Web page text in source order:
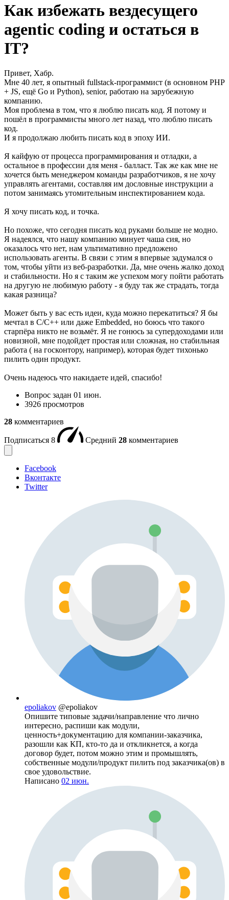
Как избежать вездесущего
agentic coding и остаться в
IT?
Привет, Хабр.
Мне 40 лет, я опытный fullstack-программист (в основном PHP
+ JS, ещё Go и Python), senior, работаю на зарубежную
компанию.
Моя проблема в том, что я люблю писать код. Я потому и
пошёл в программисты много лет назад, что люблю писать
код.
И я продолжаю любить писать код в эпоху ИИ.
Я кайфую от процесса программирования и отладки, а
остальное в профессии для меня - балласт. Так же как мне не
хочется быть менеджером команды разработчиков, я не хочу
управлять агентами, составляя им дословные инструкции а
потом занимаясь утомительным инспектированием кода.
Я хочу писать код, и точка.
Но похоже, что сегодня писать код руками больше не модно.
Я надеялся, что нашу компанию минует чаша сия, но
оказалось что нет, нам ультимативно предложено
использовать агенты. В связи с этим я впервые задумался о
том, чтобы уйти из веб-разработки. Да, мне очень жалко доход
и стабильности. Но я с таким же успехом могу пойти работать
на другую не любимую работу - я буду так же страдать, тогда
какая разница?
Может быть у вас есть идеи, куда можно перекатиться? Я бы
мечтал в C/C++ или даже Embedded, но боюсь что такого
старпёра никто не возьмёт. Я не гонюсь за супердоходами или
новизной, мне подойдет простая или сложная, но стабильная
работа ( на госконтору, например), которая будет тихонько
пилить один продукт.
Очень надеюсь что накидаете идей, спасибо!
Вопрос задан 01 июн.
3926 просмотров
28 комментариев
Подписаться 8 Средний 28 комментариев
Facebook
Вконтакте
Twitter
epoliakov @epoliakov
Опишите типовые задачи/направление что лично
интересно, распиши как модули,
ценность+документацию для компании-заказчика,
разошли как КП, кто-то да и откликнется, а когда
договор будет, потом можно этим и промышлять,
собственные модули/продукт пилить под заказчика(ов) в
свое удовольствие.
Написано 02 июн.